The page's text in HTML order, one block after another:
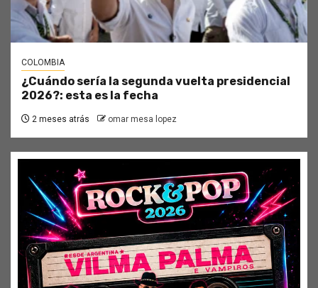
COLOMBIA
¿Cuándo sería la segunda vuelta presidencial
2026?: esta es la fecha
2 meses atrás omar mesa lopez